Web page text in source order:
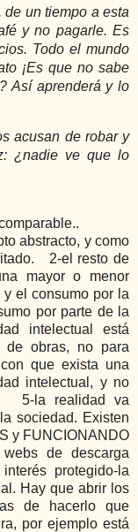
un tiempo a esta
y no pagarle. Es
Todo el mundo
¡Es que no sabe
Así aprenderá y lo
acusan de robar y
¿nadie ve que lo
2-el resto de
mayor o menor
el consumo por la
por parte de la
intelectual está
de obras, no para
que exista una
intelectual, y no
5-la realidad va
sociedad. Existen
y FUNCIONANDO
de descarga
protegido-la
Hay que abrir los
de hacerlo que
por ejemplo está